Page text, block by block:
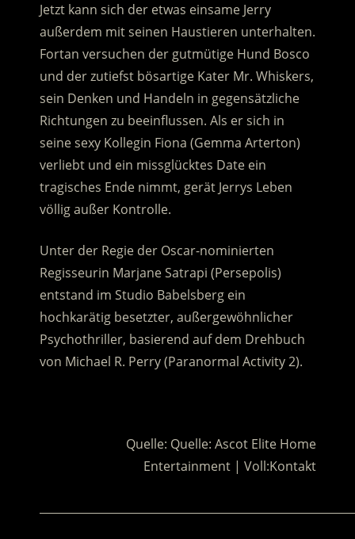
Jetzt kann sich der etwas einsame Jerry
außerdem mit seinen Haustieren unterhalten.
Fortan versuchen der gutmütige Hund Bosco
und der zutiefst bösartige Kater Mr. Whiskers,
sein Denken und Handeln in gegensätzliche
Richtungen zu beeinflussen. Als er sich in
seine sexy Kollegin Fiona (Gemma Arterton)
verliebt und ein missglücktes Date ein
tragisches Ende nimmt, gerät Jerrys Leben
völlig außer Kontrolle.
Unter der Regie der Oscar-nominierten
Regisseurin Marjane Satrapi (Persepolis)
entstand im Studio Babelsberg ein
hochkarätig besetzter, außergewöhnlicher
Psychothriller, basierend auf dem Drehbuch
von Michael R. Perry (Paranormal Activity 2).
Quelle: Quelle: Ascot Elite Home
Entertainment | Voll:Kontakt